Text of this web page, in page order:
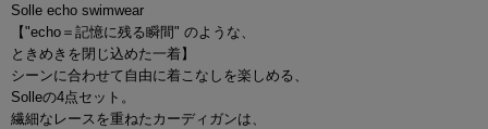
Solle echo swimwear
【"echo＝記憶に残る瞬間" のような、
ときめきを閉じ込めた一着】
シーンに合わせて自由に着こなしを楽しめる、
Solleの4点セット。
繊細なレースを重ねたカーディガンは、